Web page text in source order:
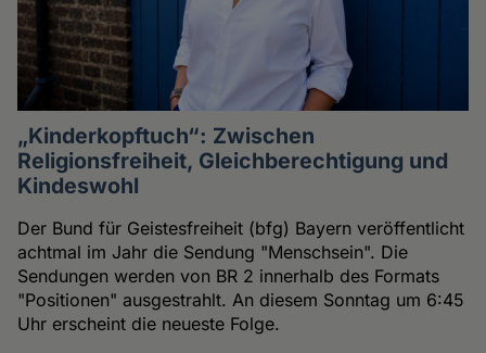
„Kinderkopftuch“: Zwischen
Religionsfreiheit, Gleichberechtigung und
Kindeswohl
Der Bund für Geistesfreiheit (bfg) Bayern veröffentlicht
achtmal im Jahr die Sendung "Menschsein". Die
Sendungen werden von BR 2 innerhalb des Formats
"Positionen" ausgestrahlt. An diesem Sonntag um 6:45
Uhr erscheint die neueste Folge.